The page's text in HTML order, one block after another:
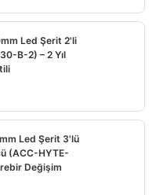
Led Şerit 2'li
B-2) – 2 Yıl
Led Şerit 3'lü
(ACC-HYTE-
Değişim